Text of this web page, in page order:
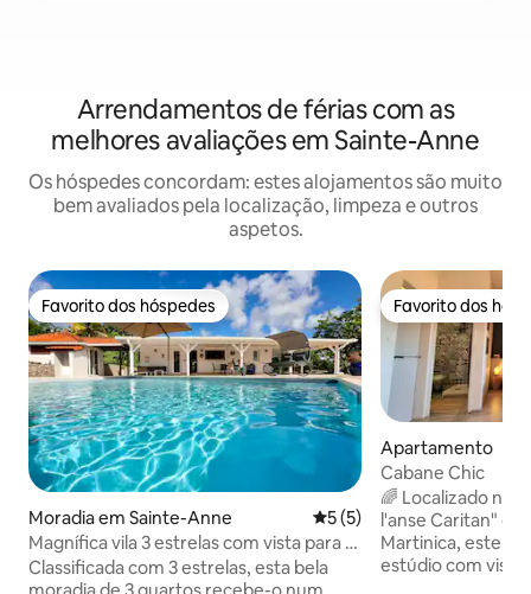
Arrendamentos de férias com as
melhores avaliações em Sainte-Anne
Os hóspedes concordam: estes alojamentos são muito
bem avaliados pela localização, limpeza e outros
aspetos.
Favorito dos hóspedes
Favorito dos hóspedes
Moradia em Sainte-Anne Classificação média de 5
5 (5)
Magnífica vila 3 estrelas com vista para o
mar
Classificada com 3 estrelas, esta bela
Favorito dos
Favorito dos
Apartamento
Cabane Chic
🌈 Localizado na
l'anse Caritan"
Martinica, este
estúdio com vista